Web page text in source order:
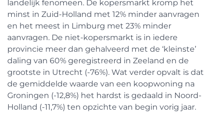
landelijk fenomeen. De kopersmarkt kromp het
minst in Zuid-Holland met 12% minder aanvragen
en het meest in Limburg met 23% minder
aanvragen. De niet-kopersmarkt is in iedere
provincie meer dan gehalveerd met de ‘kleinste’
daling van 60% geregistreerd in Zeeland en de
grootste in Utrecht (-76%). Wat verder opvalt is dat
de gemiddelde waarde van een koopwoning na
Groningen (-12,8%) het hardst is gedaald in Noord-
Holland (-11,7%) ten opzichte van begin vorig jaar.